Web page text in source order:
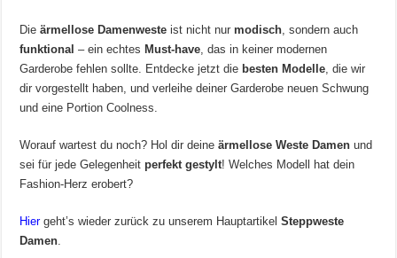
Dieärmellose Damenweste ist nicht nurmodisch , sondern auch
funktional – ein echtes Must-have , das in keiner modernen
Garderobe fehlen sollte. Entdecke jetzt die besten Modelle , die wir
dir vorgestellt haben, und verleihe deiner Garderobe neuen Schwung
und eine Portion Coolness.
Worauf wartest du noch? Hol dir deineärmellose Weste Damen und
sei für jede Gelegenheitperfekt gestylt! Welches Modell hat dein
Fashion-Herz erobert?
Hiergeht’s wieder zurück zu unserem HauptartikelSteppweste
Damen